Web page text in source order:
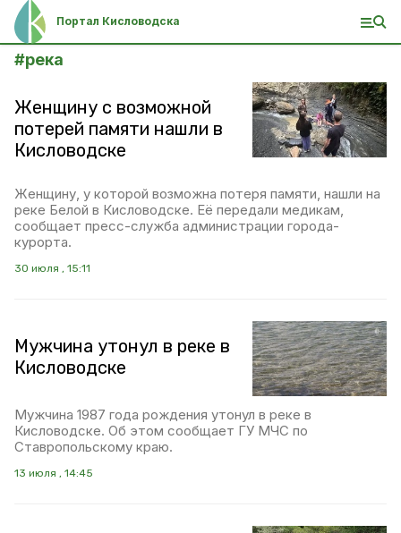
Портал Кисловодска
#река
Женщину с возможной
потерей памяти нашли в
Кисловодске
Женщину, у которой возможна потеря памяти, нашли на
реке Белой в Кисловодске. Её передали медикам,
сообщает пресс-служба администрации города-
курорта.
30 июля , 15:11
Мужчина утонул в реке в
Кисловодске
Мужчина 1987 года рождения утонул в реке в
Кисловодске. Об этом сообщает ГУ МЧС по
Ставропольскому краю.
13 июля , 14:45